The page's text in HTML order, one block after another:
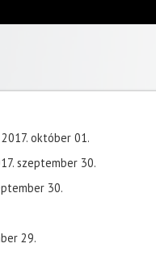
2017. október 01.
szeptember 30.
30.
29.